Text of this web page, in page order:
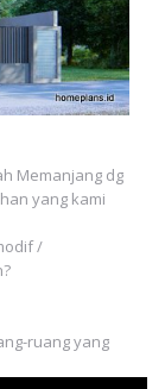
Memanjang dg
yang kami
/
ruang yang